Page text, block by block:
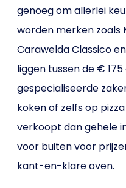
genoeg om allerlei
worden merken zoals
Carawelda Classico
liggen tussen de € 175
gespecialiseerde
koken of zelfs op
verkoopt dan gehele
voor buiten voor
kant-en-klare oven.